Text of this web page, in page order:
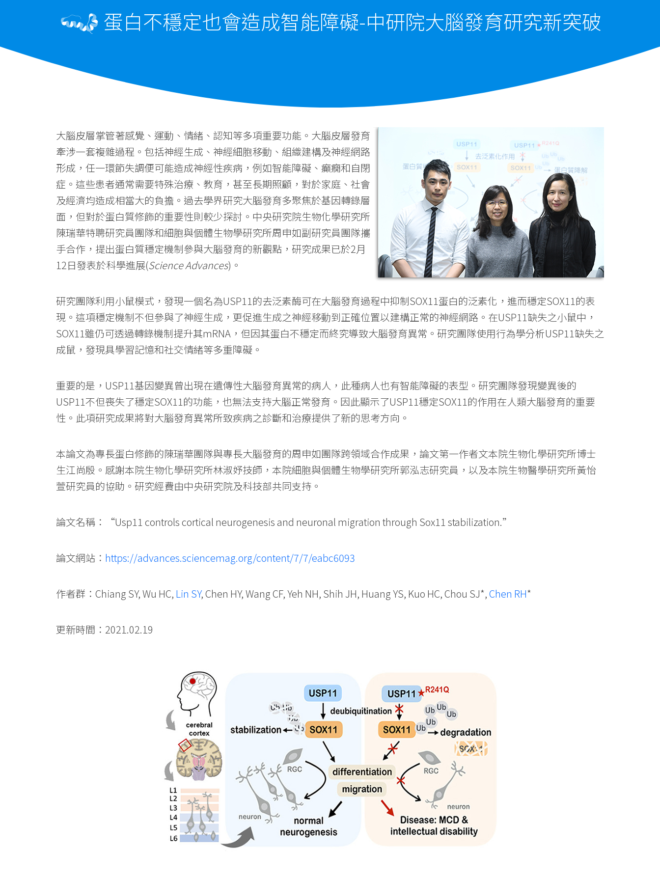
蛋白不穩定也會造成智能障礙-中研院大腦發育研究新突破
大腦皮層掌管著感覺、運動、情緒、認知等多項重要功能。大腦皮層發育
牽涉一套複雜過程。包括神經生成、神經細胞移動、組織建構及神經網路
形成，任一環節失調便可能造成神經性疾病，例如智能障礙、癲癇和自閉
症。這些患者通常需要特殊治療、教育，甚至長期照顧，對於家庭、社會
及經濟均造成相當大的負擔。過去學界研究大腦發育多聚焦於基因轉錄層
面，但對於蛋白質修飾的重要性則較少探討。中央研究院生物化學研究所
陳瑞華特聘研究員團隊和細胞與個體生物學研究所周申如副研究員團隊攜
手合作，提出蛋白質穩定機制參與大腦發育的新觀點，研究成果已於2月
12日發表於科學進展(Science Advances)。
研究團隊利用小鼠模式，發現一個名為USP11的去泛素酶可在大腦發育過程中抑制SOX11蛋白的泛素化，進而穩定SOX11的表
現。這項穩定機制不但參與了神經生成，更促進生成之神經移動到正確位置以建構正常的神經網路。在USP11缺失之小鼠中，
SOX11雖仍可透過轉錄機制提升其mRNA，但因其蛋白不穩定而終究導致大腦發育異常。研究團隊使用行為學分析USP11缺失之
成鼠，發現具學習記憶和社交情緒等多重障礙。
重要的是，USP11基因變異曾出現在遺傳性大腦發育異常的病人，此種病人也有智能障礙的表型。研究團隊發現變異後的
USP11不但喪失了穩定SOX11的功能，也無法支持大腦正常發育。因此顯示了USP11穩定SOX11的作用在人類大腦發育的重要
性。此項研究成果將對大腦發育異常所致疾病之診斷和治療提供了新的思考方向。
本論文為專長蛋白修飾的陳瑞華團隊與專長大腦發育的周申如團隊跨領域合作成果，論文第一作者文本院生物化學研究所博士
生江尚殷。感謝本院生物化學研究所林淑妤技師，本院細胞與個體生物學研究所郭泓志研究員，以及本院生物醫學研究所黃怡
萱研究員的協助。研究經費由中央研究院及科技部共同支持。
論文名稱：“Usp11 controls cortical neurogenesis and neuronal migration through Sox11 stabilization.”
論文網站： https://advances.sciencemag.org/content/7/7/eabc6093
作者群：Chiang SY, Wu HC, Lin SY, Chen HY, Wang CF, Yeh NH, Shih JH, Huang YS, Kuo HC, Chou SJ*,Chen RH*
更新時間：2021.02.19